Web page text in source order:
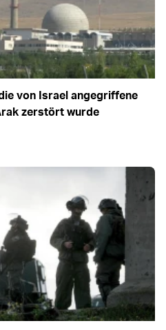
von Israel angegriffene
zerstört wurde